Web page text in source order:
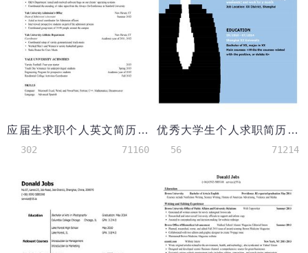
应届生求职个人英文简历模板(小容量工科商科复合专业背景)
302 71160
优秀大学生个人求职简历英文模板（图形小人）
56 71214